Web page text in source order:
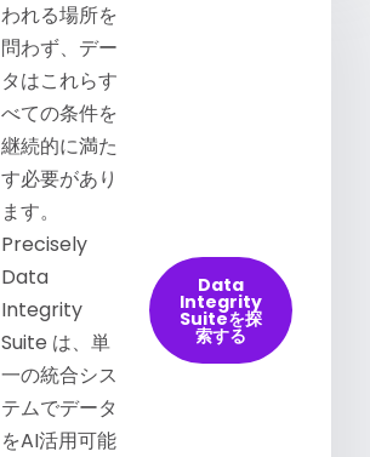
われる場所を
問わず、デー
タはこれらす
べての条件を
継続的に満た
す必要があり
ます。
Precisely
Data
Integrity
Suite は、単
一の統合シス
テムでデータ
をAI活用可能
Data
Integrity
Suiteを探
索する